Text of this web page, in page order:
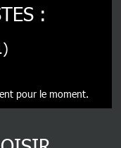
:
pour le moment.